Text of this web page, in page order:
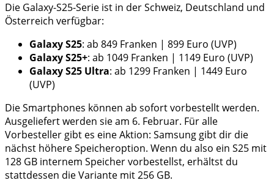
Die Galaxy-S25-Serie ist in der Schweiz, Deutschland und
Österreich verfügbar:
Galaxy S25: ab 849 Franken | 899 Euro (UVP)
Galaxy S25+: ab 1049 Franken | 1149 Euro (UVP)
Galaxy S25 Ultra: ab 1299 Franken | 1449 Euro
(UVP)
Die Smartphones können ab sofort vorbestellt werden.
Ausgeliefert werden sie am 6. Februar. Für alle
Vorbesteller gibt es eine Aktion: Samsung gibt dir die
nächst höhere Speicheroption. Wenn du also ein S25 mit
128 GB internem Speicher vorbestellst, erhältst du
stattdessen die Variante mit 256 GB.